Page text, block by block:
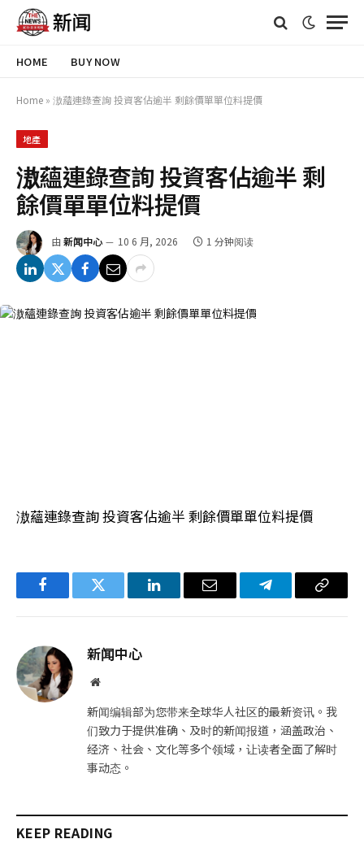
HOME BUY NOW
Home » 滶蘊連錄查詢 投資客佔逾半 剩餘價單單位料提價
地產
滶蘊連錄查詢 投資客佔逾半 剩
餘價單單位料提價
由 新闻中心 10 6 月, 2026 1 分钟阅读
滶蘊連錄查詢 投資客佔逾半 剩餘價單單位料提價
FacebookTwitter LinkedIn电
Telegram复
新闻中心
网
新闻编辑部为您带来全球华人社区的最新资讯。我
们致力于提供准确、及时的新闻报道，涵盖政治、
经济、社会、文化等多个领域，让读者全面了解时
事动态。
KEEP READING